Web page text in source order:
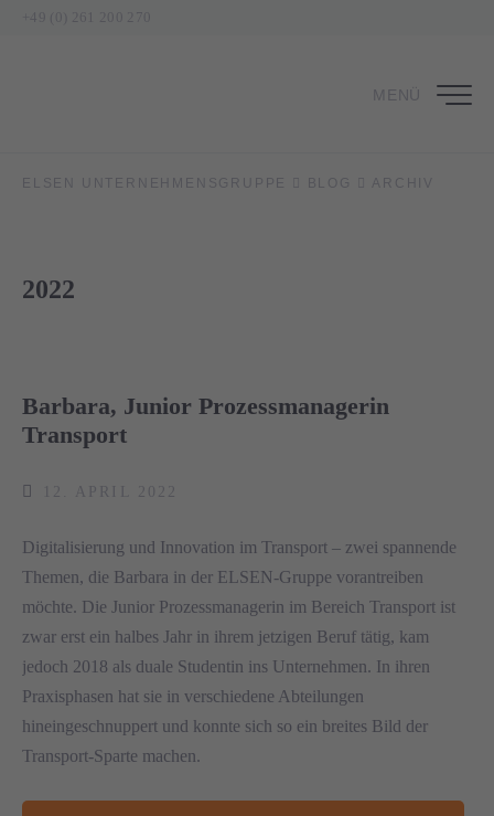
MENÜ
ELSEN UNTERNEHMENSGRUPPE BLOG ARCHIV
2022
Barbara, Junior Prozessmanagerin
Transport
12. APRIL 2022
Digitalisierung und Innovation im Transport – zwei spannende
Themen, die Barbara in der ELSEN-Gruppe vorantreiben
möchte. Die Junior Prozessmanagerin im Bereich Transport ist
zwar erst ein halbes Jahr in ihrem jetzigen Beruf tätig, kam
jedoch 2018 als duale Studentin ins Unternehmen. In ihren
Praxisphasen hat sie in verschiedene Abteilungen
hineingeschnuppert und konnte sich so ein breites Bild der
Transport-Sparte machen.